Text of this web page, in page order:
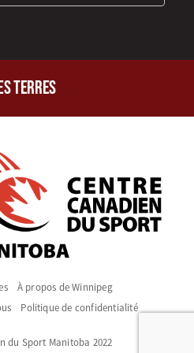
terres
À propos de Winnipeg
Politique de confidentialité
du Sport Manitoba 2022